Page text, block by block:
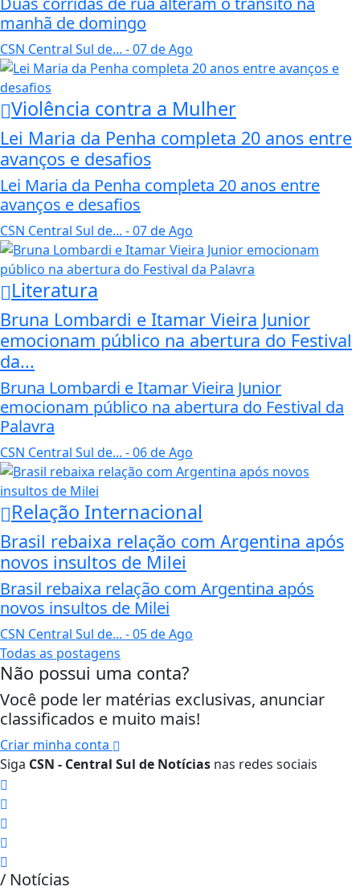
manhã de domingo
CSN Central Sul de... - 07 de Ago
Violência contra a Mulher
Lei Maria da Penha completa 20 anos entre
avanços e desafios
Lei Maria da Penha completa 20 anos entre
avanços e desafios
CSN Central Sul de... - 07 de Ago
Literatura
Bruna Lombardi e Itamar Vieira Junior
emocionam público na abertura do Festival
da...
Bruna Lombardi e Itamar Vieira Junior
emocionam público na abertura do Festival da
Palavra
CSN Central Sul de... - 06 de Ago
Relação Internacional
Brasil rebaixa relação com Argentina após
novos insultos de Milei
Brasil rebaixa relação com Argentina após
novos insultos de Milei
CSN Central Sul de... - 05 de Ago
Todas as postagens
Não possui uma conta?
Você pode ler matérias exclusivas, anunciar
classificados e muito mais!
Criar minha conta
Siga CSN - Central Sul de Notícias nas redes sociais
/ Notícias